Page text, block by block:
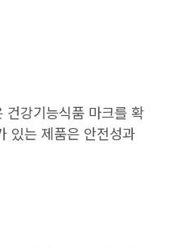
건강기능식품 마크를 확
있는 제품은 안전성과